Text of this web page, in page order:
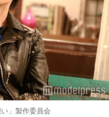
」製作委員会